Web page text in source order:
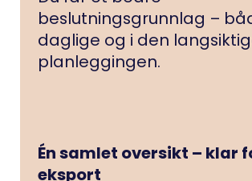
beslutningsgrunnlag –
daglige og i den
planleggingen.
Én samlet oversikt – klar
eksport